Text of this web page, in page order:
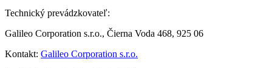
Technický prevádzkovateľ:
Galileo Corporation s.r.o., Čierna Voda 468, 925 06
Kontakt: Galileo Corporation s.r.o.